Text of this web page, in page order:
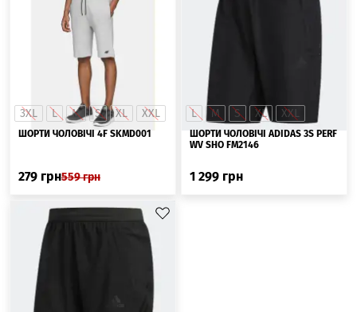
3XL L M S XL XXL
ШОРТИ ЧОЛОВІЧІ 4F SKMD001
279 грн559грн
L M S XL XXL
ШОРТИ ЧОЛОВІЧІ ADIDAS 3S PERF
WV SHO FM2146
1 299 грн